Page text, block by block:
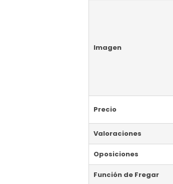
Imagen
Precio
Valoraciones
Oposiciones
Función de Fregar